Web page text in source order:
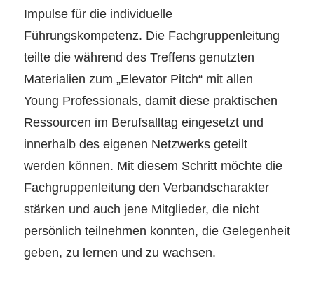
Impulse für die individuelle
Führungskompetenz. Die Fachgruppenleitung
teilte die während des Treffens genutzten
Materialien zum „Elevator Pitch“ mit allen
Young Professionals, damit diese praktischen
Ressourcen im Berufsalltag eingesetzt und
innerhalb des eigenen Netzwerks geteilt
werden können. Mit diesem Schritt möchte die
Fachgruppenleitung den Verbandscharakter
stärken und auch jene Mitglieder, die nicht
persönlich teilnehmen konnten, die Gelegenheit
geben, zu lernen und zu wachsen.